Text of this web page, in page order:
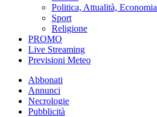
Politica, Attualità, Economia
Sport
Religione
PROMO
Live Streaming
Previsioni Meteo
Abbonati
Annunci
Necrologie
Pubblicità